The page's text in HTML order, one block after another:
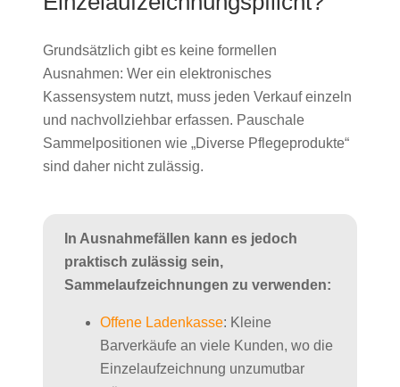
Grundsätzlich gibt es keine formellen
Ausnahmen: Wer ein elektronisches
Kassensystem nutzt, muss jeden Verkauf einzeln
und nachvollziehbar erfassen. Pauschale
Sammelpositionen wie „Diverse Pflegeprodukte“
sind daher nicht zulässig.
In Ausnahmefällen kann es jedoch
praktisch zulässig sein,
Sammelaufzeichnungen zu verwenden:
Offene Ladenkasse: Kleine
Barverkäufe an viele Kunden, wo die
Einzelaufzeichnung unzumutbar